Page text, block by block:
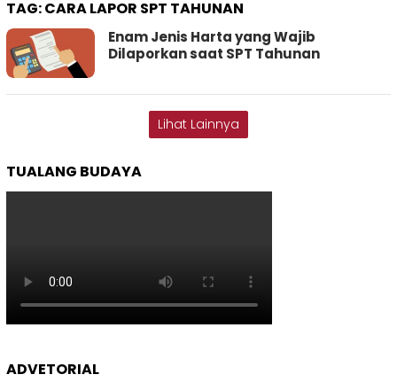
TAG:CARA LAPOR SPT TAHUNAN
Enam Jenis Harta yang Wajib
Dilaporkan saat SPT Tahunan
Lihat Lainnya
TUALANG BUDAYA
ADVETORIAL